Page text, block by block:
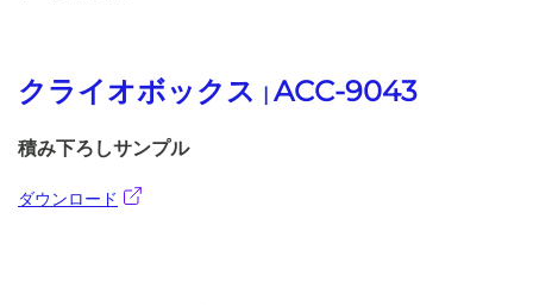
クライオボックス | ACC-9043
積み下ろしサンプル
ダウンロード